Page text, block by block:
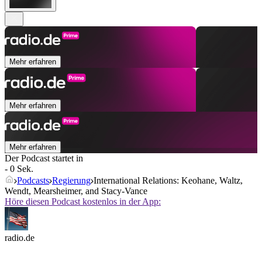
Mehr erfahren
Mehr erfahren
Mehr erfahren
Der Podcast startet in
- 0 Sek.
Podcasts Regierung International Relations: Keohane, Waltz,
Wendt, Mearsheimer, and Stacy-Vance
Höre diesen Podcast kostenlos in der App:
radio.de